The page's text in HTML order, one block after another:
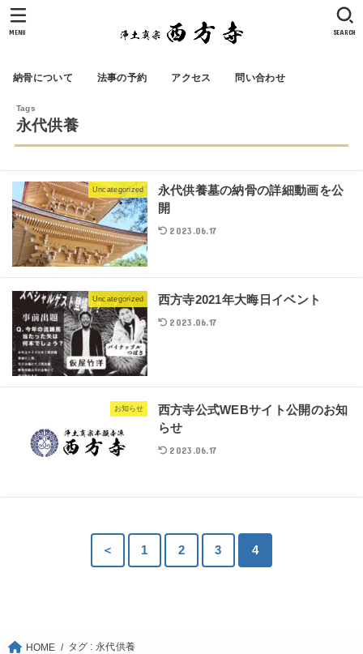
納骨について 法事の予約 アクセス 問い合わせ
SEARCH
MENU
永代供養
Uncategorized
永代供養墓の納骨の詳細動画を公
開
2023.06.17
Uncategorized 西方寺2021年大晦日イベント
2023.06.17
お知らせ
西方寺公式WEBサイト公開のお知
らせ
2023.06.17
＜ 1 2 3 4
HOME タグ : 永代供養